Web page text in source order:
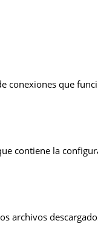
conexiones que
contiene la
archivos